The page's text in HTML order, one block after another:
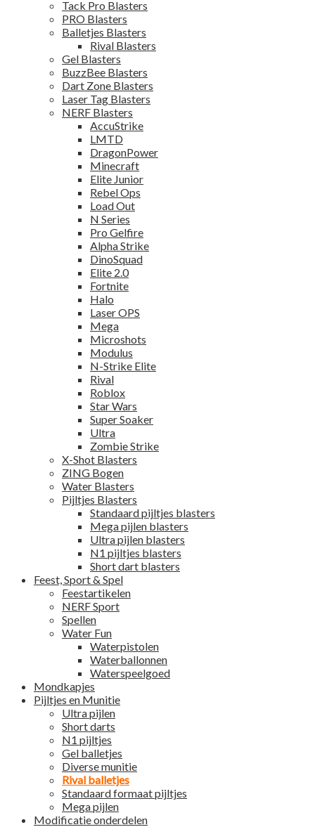
Tack Pro Blasters
PRO Blasters
Balletjes Blasters
Rival Blasters
Gel Blasters
BuzzBee Blasters
Dart Zone Blasters
Laser Tag Blasters
NERF Blasters
AccuStrike
LMTD
DragonPower
Minecraft
Elite Junior
Rebel Ops
Load Out
N Series
Pro Gelfire
Alpha Strike
DinoSquad
Elite 2.0
Fortnite
Halo
Laser OPS
Mega
Microshots
Modulus
N-Strike Elite
Rival
Roblox
Star Wars
Super Soaker
Ultra
Zombie Strike
X-Shot Blasters
ZING Bogen
Water Blasters
Pijltjes Blasters
Standaard pijltjes blasters
Mega pijlen blasters
Ultra pijlen blasters
N1 pijltjes blasters
Short dart blasters
Feest, Sport & Spel
Feestartikelen
NERF Sport
Spellen
Water Fun
Waterpistolen
Waterballonnen
Waterspeelgoed
Mondkapjes
Pijltjes en Munitie
Ultra pijlen
Short darts
N1 pijltjes
Gel balletjes
Diverse munitie
Rival balletjes
Standaard formaat pijltjes
Mega pijlen
Modificatie onderdelen